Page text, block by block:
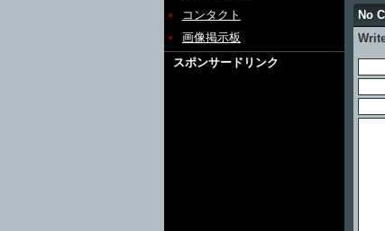
コンタクト
画像掲示板
スポンサードリンク
No